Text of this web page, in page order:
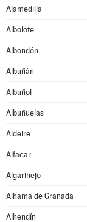
Alamedilla
Albolote
Albondón
Albuñán
Albuñol
Albuñuelas
Aldeire
Alfacar
Algarinejo
Alhama de Granada
Alhendín